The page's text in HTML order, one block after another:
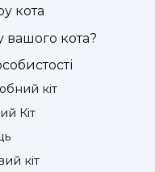
кота
вашого кота?
кіт
Кіт
кіт